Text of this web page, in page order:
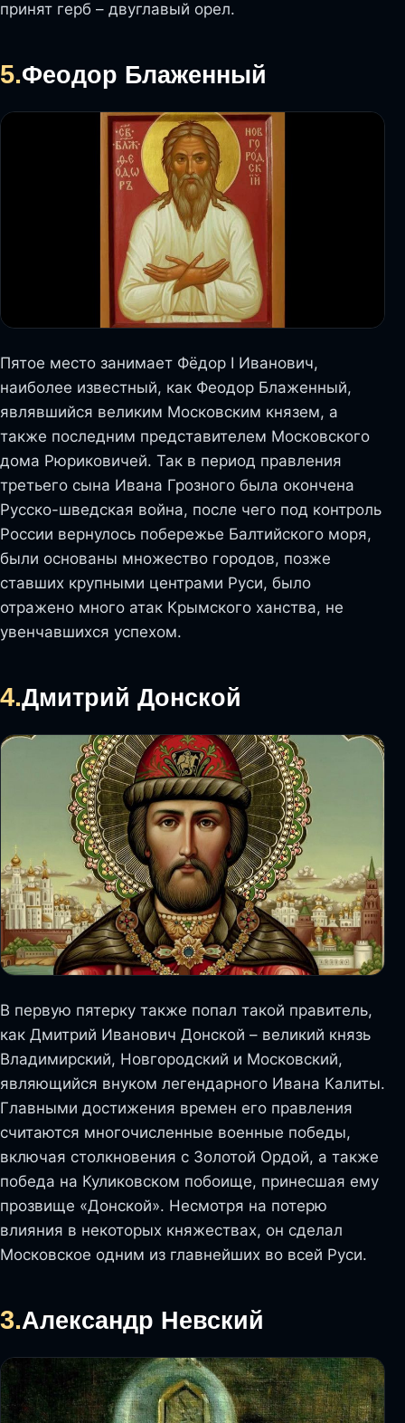
принят герб – двуглавый орел.
5.Феодор Блаженный
Пятое место занимает Фёдор I Иванович,
наиболее известный, как Феодор Блаженный,
являвшийся великим Московским князем, а
также последним представителем Московского
дома Рюриковичей. Так в период правления
третьего сына Ивана Грозного была окончена
Русско-шведская война, после чего под контроль
России вернулось побережье Балтийского моря,
были основаны множество городов, позже
ставших крупными центрами Руси, было
отражено много атак Крымского ханства, не
увенчавшихся успехом.
4.Дмитрий Донской
В первую пятерку также попал такой правитель,
как Дмитрий Иванович Донской – великий князь
Владимирский, Новгородский и Московский,
являющийся внуком легендарного Ивана Калиты.
Главными достижения времен его правления
считаются многочисленные военные победы,
включая столкновения с Золотой Ордой, а также
победа на Куликовском побоище, принесшая ему
прозвище «Донской». Несмотря на потерю
влияния в некоторых княжествах, он сделал
Московское одним из главнейших во всей Руси.
3.Александр Невский